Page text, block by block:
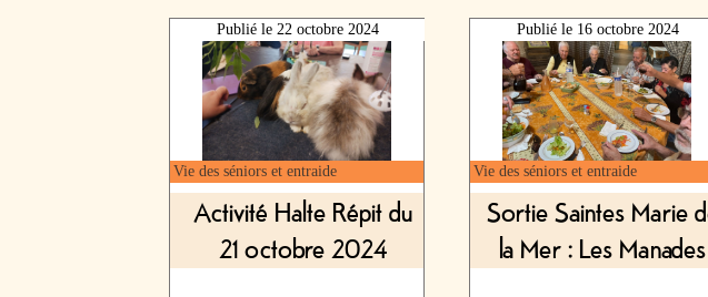
Vie des séniors et entraide
Activité Halte Répit du
21 octobre 2024
Publié le 22 octobre 2024
Vie des séniors et entraide
Sortie Saintes Marie
la Mer : Les Manades
Publié le 16 octobre 2024